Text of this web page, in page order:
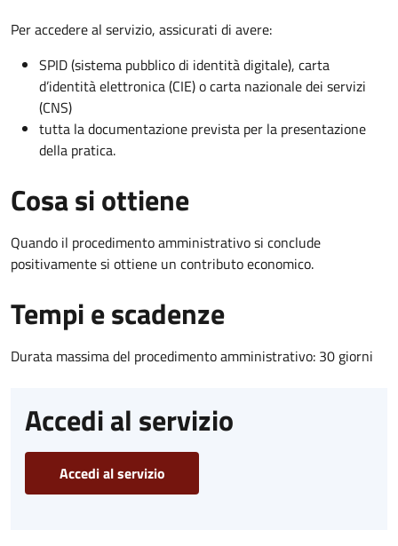
Per accedere al servizio, assicurati di avere:
SPID (sistema pubblico di identità digitale), carta
d’identità elettronica (CIE) o carta nazionale dei servizi
(CNS)
tutta la documentazione prevista per la presentazione
della pratica.
Cosa si ottiene
Quando il procedimento amministrativo si conclude
positivamente si ottiene un contributo economico.
Tempi e scadenze
Durata massima del procedimento amministrativo: 30 giorni
Accedi al servizio
Accedi al servizio